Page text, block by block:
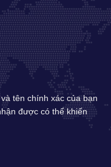
tên chính xác của bạn
được có thể khiến